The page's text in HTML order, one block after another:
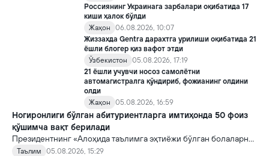
Россиянинг Украинага зарбалари оқибатида 17
киши ҳалок бўлди
Жаҳон
06.08.2026, 10:07
Жиззахда Gentra дарахтга урилиши оқибатида 21
ёшли блогер қиз вафот этди
Ўзбекистон
05.08.2026, 17:19
21 ёшли учувчи носоз самолётни
автомагистралга қўндириб, фожианинг олдини
олди
Жаҳон
05.08.2026, 16:59
Ногиронлиги бўлган абитуриентларга имтиҳонда 50 фоиз
қўшимча вақт берилади
Президентнинг «Алоҳида таълимга эҳтиёжи бўлган болаларни
таълим ва ижтимоий хизматлар билан қамраб олиш тизимини
Таълим
05.08.2026, 15:29